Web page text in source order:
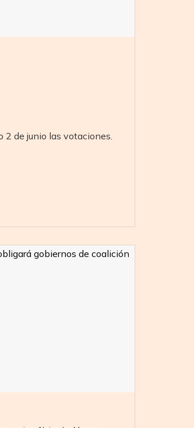
de junio las votaciones.